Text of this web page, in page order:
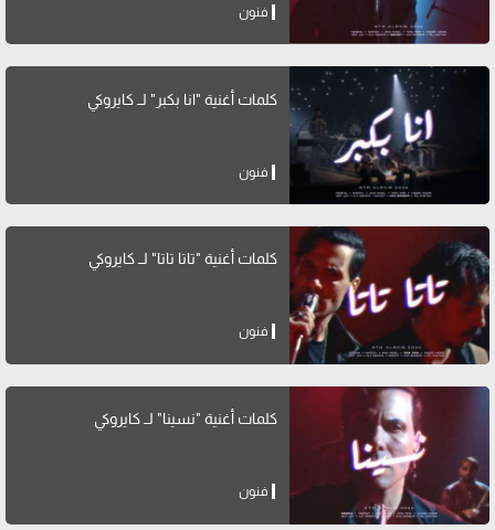
فنون
كلمات أغنية "انا بكبر" لــ كايروكي
فنون
كلمات أغنية "تاتا تاتا" لــ كايروكي
فنون
كلمات أغنية "نسينا" لــ كايروكي
فنون